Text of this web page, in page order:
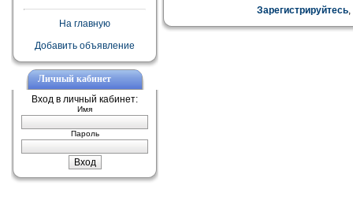
На главную
Добавить объявление
Личный кабинет
Вход в личный кабинет:
Имя
Пароль
Зарегистрируйтесь